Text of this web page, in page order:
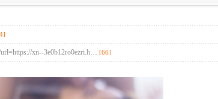
xn--3e0b12ro0ezri.h… [66]